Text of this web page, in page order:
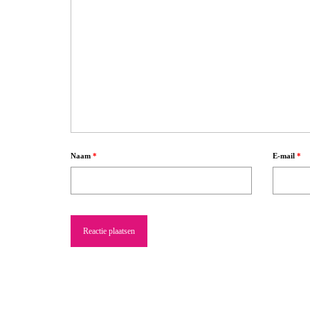
Naam * E-mail*